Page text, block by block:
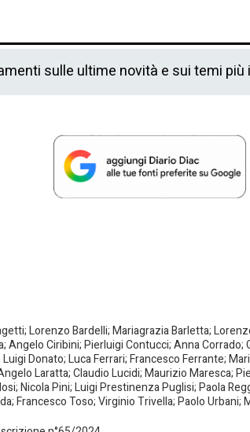
sulle ultime novità e sui temi più
Lorenzo Bardelli; Mariagrazia Barletta;
Angelo Ciribini; Pierluigi Contucci; Anna
Donato; Luca Ferrari; Francesco Ferrante;
Laratta; Claudio Lucidi; Maurizio Maresca;
Nicola Pini; Luigi Prestinenza Puglisi; Paola
Francesco Toso; Virginio Trivella; Paolo Urbani;